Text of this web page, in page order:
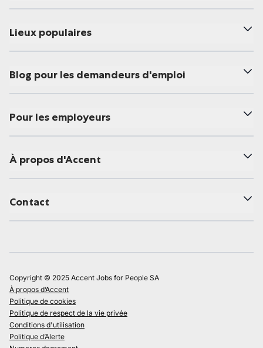
Lieux populaires
Blog pour les demandeurs d'emploi
Pour les employeurs
À propos d'Accent
Contact
Copyright © 2025 Accent Jobs for People SA
À propos d’Accent
Politique de cookies
Politique de respect de la vie privée
Conditions d'utilisation
Politique d’Alerte